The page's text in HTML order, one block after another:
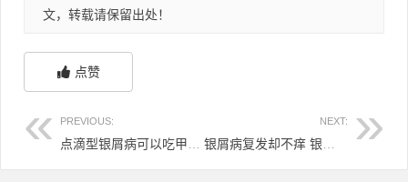
文，转载请保留出处！
点赞
PREVIOUS: NEXT: